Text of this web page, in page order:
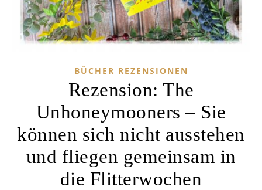
BÜCHER REZENSIONEN
Rezension: The
Unhoneymooners – Sie
können sich nicht ausstehen
und fliegen gemeinsam in
die Flitterwochen